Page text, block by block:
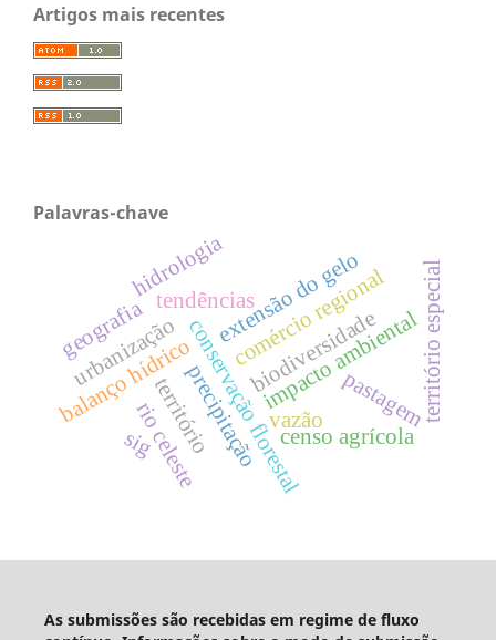
Artigos mais recentes
Palavras-chave
conservação florestalimpacto ambiental
censo agrícola
biodiversidade
rio celeste
tendências
precipitação vazão
balanço hídrico
hidrologiaextensão do gelo
território
comércio regional
pastagemterritório especial
urbanização
geografia
sig
As submissões são recebidas em regime de fluxo